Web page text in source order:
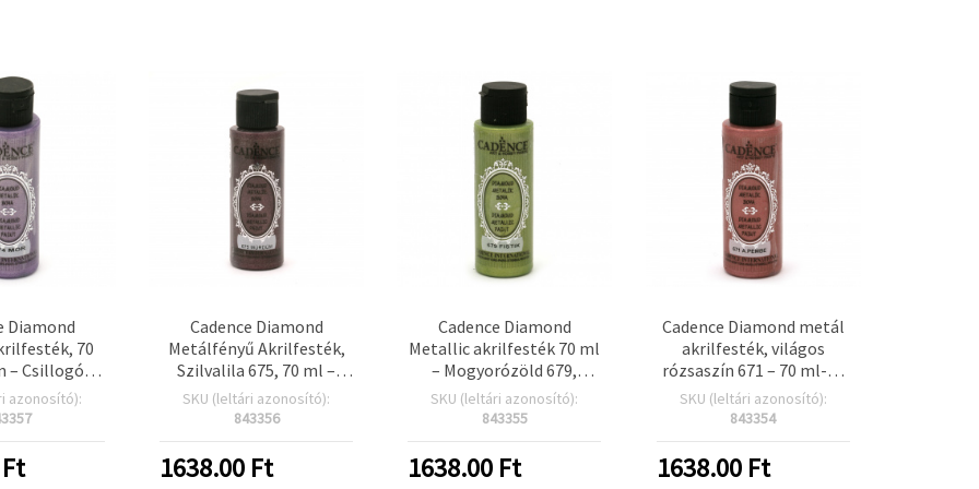
Diamond
70
– Csillogó
élénk
festék
azonosító):
Ft
Cadence Diamond
Metálfényű Akrilfesték,
Szilvalila 675, 70 ml –
Többfelületű Csillogó
Hobbi Festék
SKU (leltári azonosító):
843356
1638.00 Ft
Cadence Diamond
Metallic akrilfesték 70 ml
– Mogyorózöld 679,
csillogó metálfény
művészeti, kézműves és
SKU (leltári azonosító):
843355
1638.00 Ft
Cadence Diamond metál
akrilfesték, világos
rózsaszín 671 – 70 ml-es
flakon, csillogó
metálfény hobbi,
projektekhez
SKU (leltári azonosító):
843354
1638.00Ft